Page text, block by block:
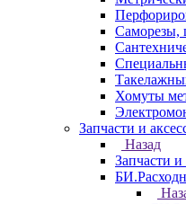
Саморезы,
Хомуты
Запчасти и
Назад
Запчасти и